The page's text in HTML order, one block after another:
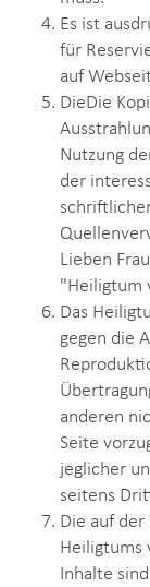
Es ist
für
auf
DieDie
Nutzung
der
Lieben
"Heiligtum
Das
gegen die
anderen
Seite
jeglicher
seitens
Die auf
Heiligtums
Inhalte